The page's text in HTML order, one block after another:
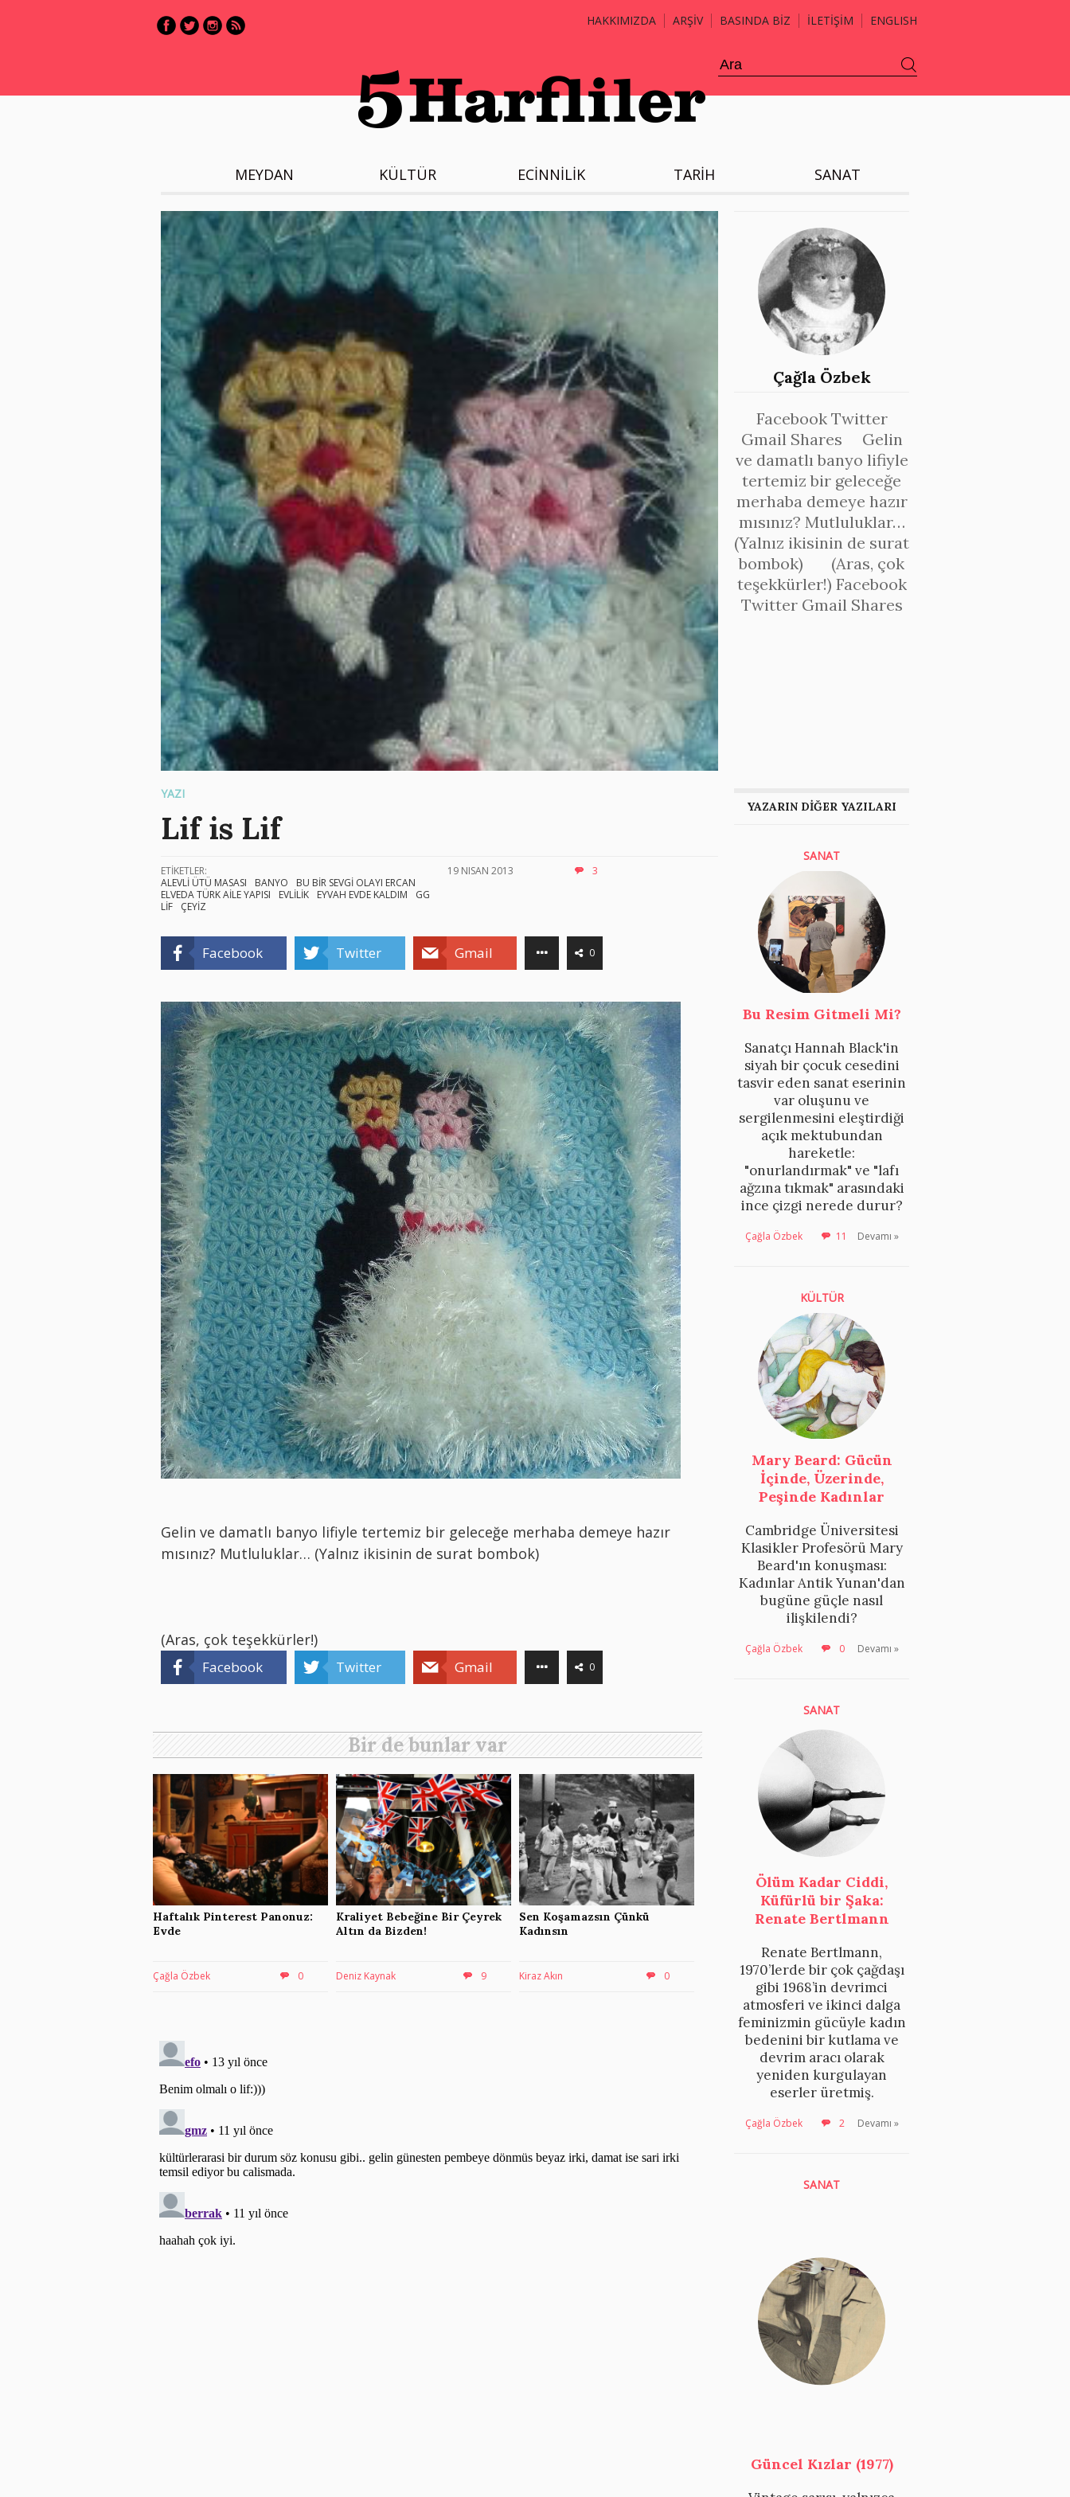
HAKKIMIZDA ARŞİV BASINDA BİZ İLETİŞİM ENGLISH
MEYDAN KÜLTÜR ECİNNİLİK TARİH SANAT
Çağla Özbek
Facebook Twitter
Gmail Shares Gelin
ve damatlı banyo lifiyle
tertemiz bir geleceğe
merhaba demeye hazır
mısınız? Mutluluklar…
(Yalnız ikisinin de surat
bombok) (Aras, çok
teşekkürler!) Facebook
Twitter Gmail Shares
YAZI
Lif is Lif
ETİKETLER:
ALEVLİ ÜTÜ MASASI
BANYO
BU BİR SEVGİ OLAYI ERCAN
ELVEDA TÜRK AİLE YAPISI
EVLİLİK EYVAH EVDE KALDIM
GG
LİF
ÇEYİZ
19 NISAN 2013 3
Facebook Twitter Gmail 0
Gelin ve damatlı banyo lifiyle tertemiz bir geleceğe merhaba demeye hazır
mısınız? Mutluluklar… (Yalnız ikisinin de surat bombok)
(Aras, çok teşekkürler!)
Facebook Twitter Gmail 0
YAZARIN DİĞER YAZILARI
SANAT
Bu Resim Gitmeli Mi?
Sanatçı Hannah Black'in
siyah bir çocuk cesedini
tasvir eden sanat eserinin
var oluşunu ve
sergilenmesini eleştirdiği
açık mektubundan
hareketle:
"onurlandırmak" ve "lafı
ağzına tıkmak" arasındaki
ince çizgi nerede durur?
Çağla Özbek 11 Devamı »
KÜLTÜR
Mary Beard: Gücün
İçinde, Üzerinde,
Peşinde Kadınlar
Cambridge Üniversitesi
Klasikler Profesörü Mary
Beard'ın konuşması:
Kadınlar Antik Yunan'dan
bugüne güçle nasıl
ilişkilendi?
Çağla Özbek 0 Devamı »
SANAT
Ölüm Kadar Ciddi,
Küfürlü bir Şaka:
Renate Bertlmann
Renate Bertlmann,
1970’lerde bir çok çağdaşı
gibi 1968’in devrimci
atmosferi ve ikinci dalga
feminizmin gücüyle kadın
bedenini bir kutlama ve
devrim aracı olarak
yeniden kurgulayan
eserler üretmiş.
Çağla Özbek 2 Devamı »
SANAT
Güncel Kızlar (1977)
Bir de bunlar var
Haftalık Pinterest Panonuz:
Evde
Çağla Özbek 0
Kraliyet Bebeğine Bir Çeyrek
Altın da Bizden!
Deniz Kaynak 9
Sen Koşamazsın Çünkü
Kadınsın
Kiraz Akın 0